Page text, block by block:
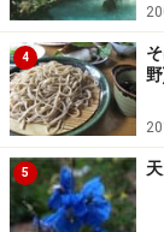
お雑煮・御神
◎予約・問合
0265-83-3107
◎千畳敷で宿
電話：0265-
4
5